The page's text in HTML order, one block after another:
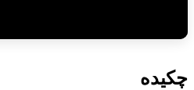
چکیده